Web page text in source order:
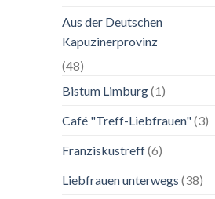
Aus der Deutschen
Kapuzinerprovinz
(48)
Bistum Limburg(1)
Café "Treff-Liebfrauen"(3)
Franziskustreff(6)
Liebfrauen unterwegs (38)